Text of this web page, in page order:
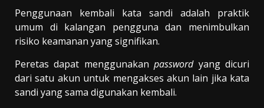
Penggunaan kembali kata sandi adalah praktik
umum di kalangan pengguna dan menimbulkan
risiko keamanan yang signifikan.
Peretas dapat menggunakanpasswordyang dicuri
dari satu akun untuk mengakses akun lain jika kata
sandi yang sama digunakan kembali.